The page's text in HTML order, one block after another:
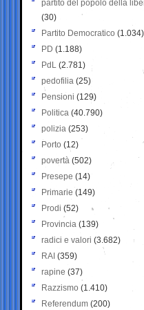
partito del popolo della
(30)
Partito Democratico (1.034)
PD (1.188)
PdL (2.781)
pedofilia (25)
Pensioni (129)
Politica (40.790)
polizia (253)
Porto (12)
povertà (502)
Presepe (14)
Primarie (149)
Prodi (52)
Provincia (139)
radici e valori (3.682)
RAI (359)
rapine (37)
Razzismo (1.410)
Referendum (200)